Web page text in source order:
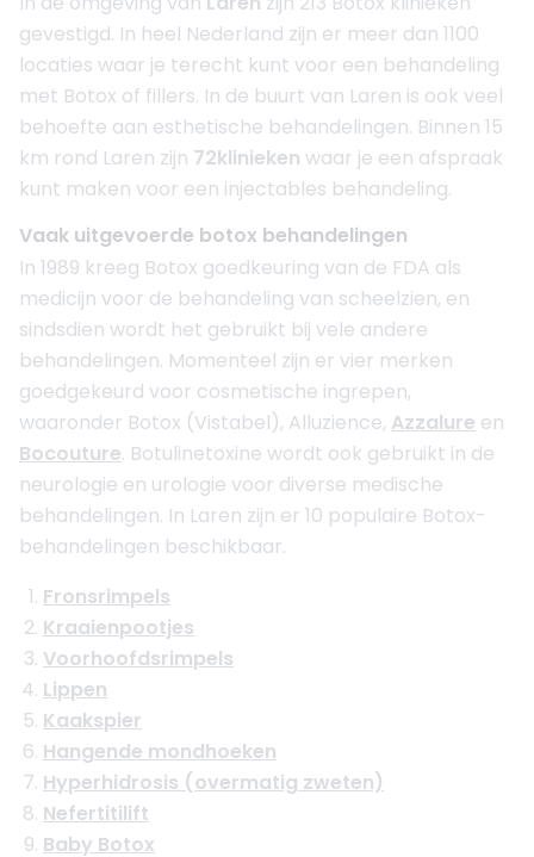
gevestigd. In heel Nederland zijn er meer dan 1100
locaties waar je terecht kunt voor een behandeling
met Botox of fillers. In de buurt van Laren is ook veel
behoefte aan esthetische behandelingen. Binnen 15
km rond Laren zijn 72klinieken waar je een afspraak
kunt maken voor een injectables behandeling.
Vaak uitgevoerde botox behandelingen
In 1989 kreeg Botox goedkeuring van de FDA als
medicijn voor de behandeling van scheelzien, en
sindsdien wordt het gebruikt bij vele andere
behandelingen. Momenteel zijn er vier merken
goedgekeurd voor cosmetische ingrepen,
waaronder Botox (Vistabel), Alluzience, Azzalure en
Bocouture. Botulinetoxine wordt ook gebruikt in de
neurologie en urologie voor diverse medische
behandelingen. In Laren zijn er 10 populaire Botox-
behandelingen beschikbaar.
Fronsrimpels
Kraaienpootjes
Voorhoofdsrimpels
Lippen
Kaakspier
Hangende mondhoeken
Hyperhidrosis (overmatig zweten)
Nefertitilift
Baby Botox